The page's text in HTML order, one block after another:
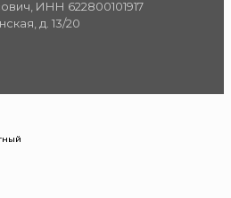
ИНН 622800101917
д. 13/20